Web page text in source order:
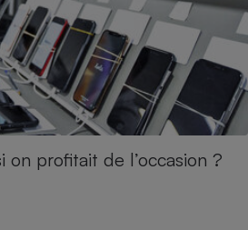
on profitait de l’occasion ?